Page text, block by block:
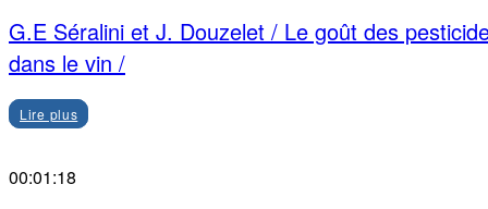
G.E Séralini et J. Douzelet / Le goût des
dans le vin /
Lire plus
00:01:18